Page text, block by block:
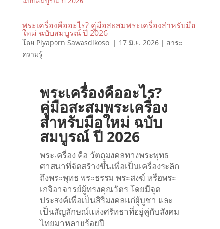
พระเครื่องคืออะไร? คู่มือสะสมพระเครื่องสำหรับมือ
ใหม่ ฉบับสมบูรณ์ ปี 2026
โดย Piyaporn Sawasdikosol | 17 มิ.ย. 2026| สาระ
ความรู้
พระเครื่องคืออะไร?
คู่มือสะสมพระเครื่อง
สำหรับมือใหม่ ฉบับ
สมบูรณ์ ปี 2026
พระเครื่อง คือ วัตถุมงคลทางพระพุทธ
ศาสนาที่จัดสร้างขึ้นเพื่อเป็นเครื่องระลึก
ถึงพระพุทธ พระธรรม พระสงฆ์ หรือพระ
เกจิอาจารย์ผู้ทรงคุณวัตร โดยมีจุด
ประสงค์เพื่อเป็นสิริมงคลแก่ผู้บูชา และ
เป็นสัญลักษณ์แห่งศรัทธาที่อยู่คู่กับสังคม
ไทยมาหลายร้อยปี